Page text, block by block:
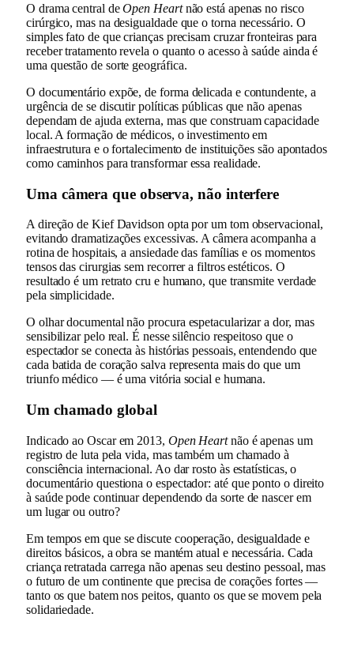
O drama central deOpen Heartnão está apenas no risco
cirúrgico, mas na desigualdade que o torna necessário. O
simples fato de que crianças precisam cruzar fronteiras para
receber tratamento revela o quanto o acesso à saúde ainda é
uma questão de sorte geográfica.
O documentário expõe, de forma delicada e contundente, a
urgência de se discutir políticas públicas que não apenas
dependam de ajuda externa, mas que construam capacidade
local. A formação de médicos, o investimento em
infraestrutura e o fortalecimento de instituições são apontados
como caminhos para transformar essa realidade.
Uma câmera que observa, não interfere
A direção de Kief Davidson opta por um tom observacional,
evitando dramatizações excessivas. A câmera acompanha a
rotina de hospitais, a ansiedade das famílias e os momentos
tensos das cirurgias sem recorrer a filtros estéticos. O
resultado é um retrato cru e humano, que transmite verdade
pela simplicidade.
O olhar documental não procura espetacularizar a dor, mas
sensibilizar pelo real. É nesse silêncio respeitoso que o
espectador se conecta às histórias pessoais, entendendo que
cada batida de coração salva representa mais do que um
triunfo médico — é uma vitória social e humana.
Um chamado global
Indicado ao Oscar em 2013, Open Heartnão é apenas um
registro de luta pela vida, mas também um chamado à
consciência internacional. Ao dar rosto às estatísticas, o
documentário questiona o espectador: até que ponto o direito
à saúde pode continuar dependendo da sorte de nascer em
um lugar ou outro?
Em tempos em que se discute cooperação, desigualdade e
direitos básicos, a obra se mantém atual e necessária. Cada
criança retratada carrega não apenas seu destino pessoal, mas
o futuro de um continente que precisa de corações fortes —
tanto os que batem nos peitos, quanto os que se movem pela
solidariedade.